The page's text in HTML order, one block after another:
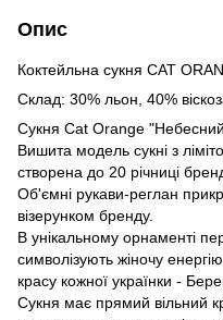
Опис
Коктейльна сукня CAT
Склад: 30% льон, 40%
Сукня Cat Orange
Вишита модель сукні з
створена до 20 річниці
Об'ємні рукави-реглан
візерунком бренду.
В унікальному орнаменті
символізують жіночу
красу кожної українки -
Сукня має прямий вільний